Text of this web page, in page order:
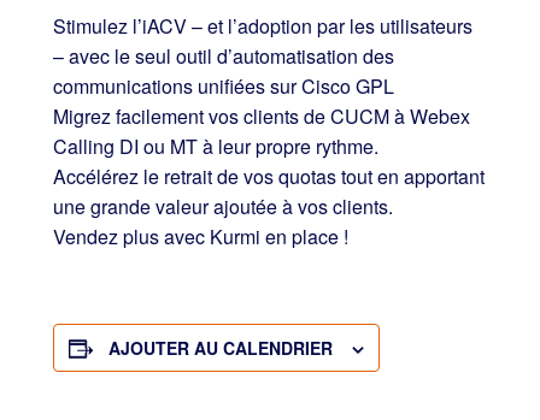
Stimulez l’iACV – et l’adoption par les utilisateurs
– avec le seul outil d’automatisation des
communications unifiées sur Cisco GPL
Migrez facilement vos clients de CUCM à Webex
Calling DI ou MT à leur propre rythme.
Accélérez le retrait de vos quotas tout en apportant
une grande valeur ajoutée à vos clients.
Vendez plus avec Kurmi en place !
AJOUTER AU CALENDRIER